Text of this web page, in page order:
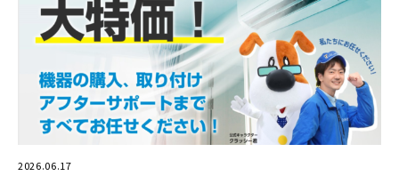
2026.06.17